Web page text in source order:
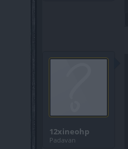
12xineohp
Padavan